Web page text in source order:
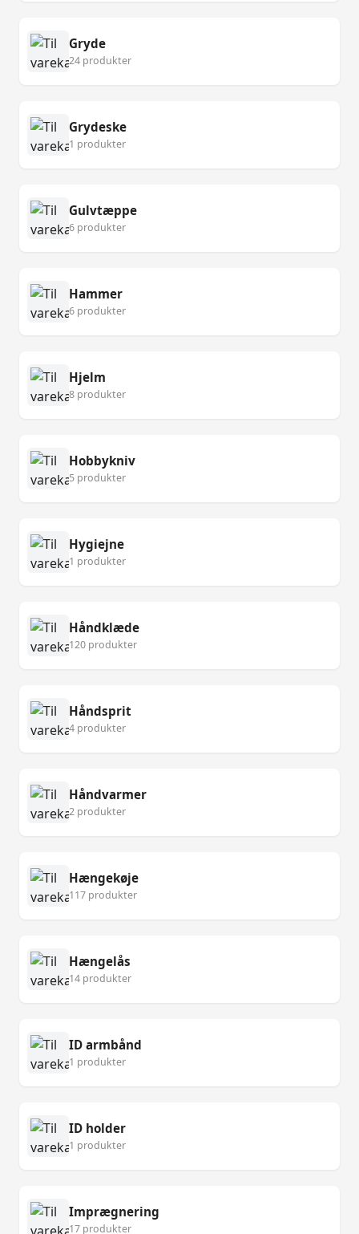
Gryde
24 produkter
Grydeske
1 produkter
Gulvtæppe
6 produkter
Hammer
6 produkter
Hjelm
8 produkter
Hobbykniv
5 produkter
Hygiejne
1 produkter
Håndklæde
120 produkter
Håndsprit
4 produkter
Håndvarmer
2 produkter
Hængekøje
117 produkter
Hængelås
14 produkter
ID armbånd
1 produkter
ID holder
1 produkter
Imprægnering
17 produkter